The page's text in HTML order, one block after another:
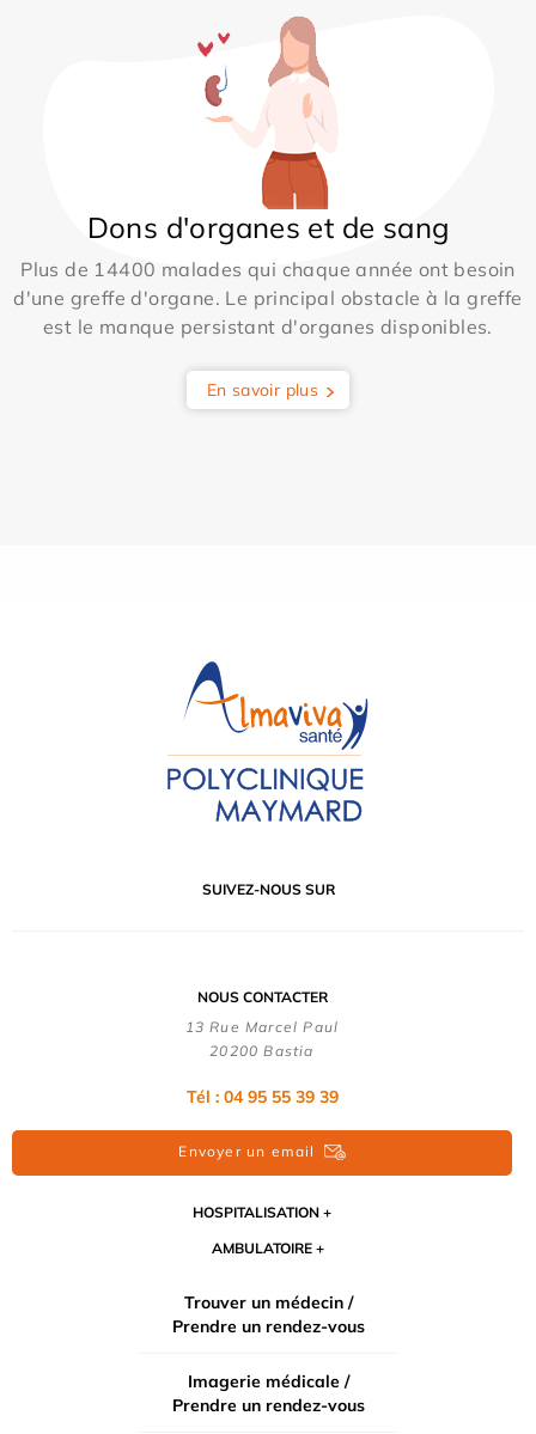
Dons d'organes et de sang
Plus de 14400 malades qui chaque année ont besoin
d'une greffe d'organe. Le principal obstacle à la greffe
est le manque persistant d'organes disponibles.
En savoir plus
SUIVEZ-NOUS SUR
NOUS CONTACTER
13 Rue Marcel Paul
20200 Bastia
Tél : 04 95 55 39 39
Envoyer un email
HOSPITALISATION
AMBULATOIRE
Trouver un médecin /
Prendre un rendez-vous
Imagerie médicale /
Prendre un rendez-vous